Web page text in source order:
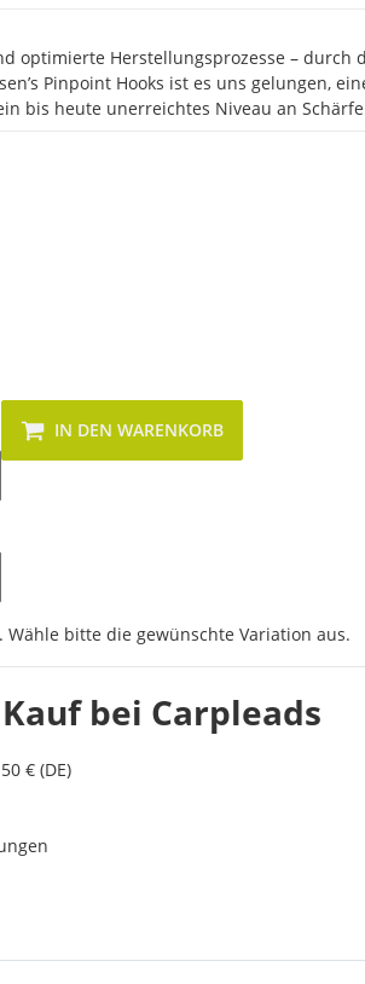
optimierte Herstellungsprozesse – durch
Pinpoint Hooks ist es uns gelungen,
bis heute unerreichtes Niveau an
IN DEN WARENKORB
Wähle bitte die gewünschte Variation aus.
bei Carpleads
€ (DE)